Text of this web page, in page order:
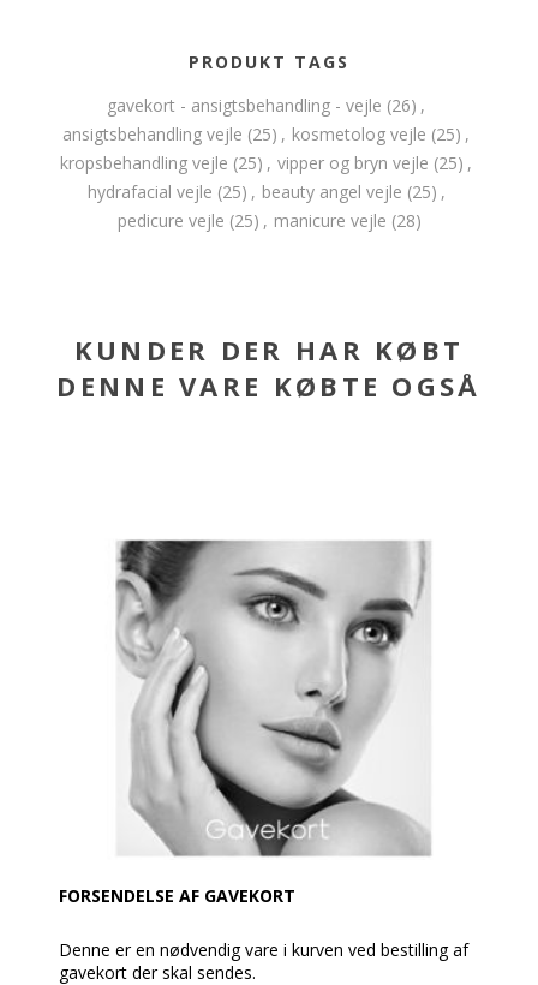
PRODUKT TAGS
gavekort - ansigtsbehandling - vejle (26) ,
ansigtsbehandling vejle (25) , kosmetolog vejle (25) ,
kropsbehandling vejle (25) , vipper og bryn vejle (25) ,
hydrafacial vejle (25) , beauty angel vejle (25) ,
pedicure vejle (25) , manicure vejle (28)
KUNDER DER HAR KØBT
DENNE VARE KØBTE OGSÅ
FORSENDELSE AF GAVEKORT
Denne er en nødvendig vare i kurven ved bestilling af
gavekort der skal sendes.